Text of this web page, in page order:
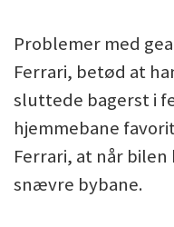
Problemer med
Ferrari, betød at
sluttede bagerst i
hjemmebane
Ferrari, at når
snævre bybane.